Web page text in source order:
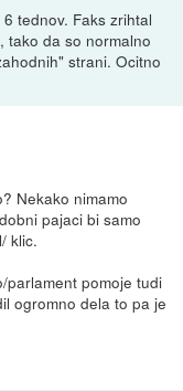
tednov. Faks zrihtal
tako da so normalno
strani. Ocitno
Nekako nimamo
pajaci bi samo
klic.
parlament pomoje tudi
ogromno dela to pa je